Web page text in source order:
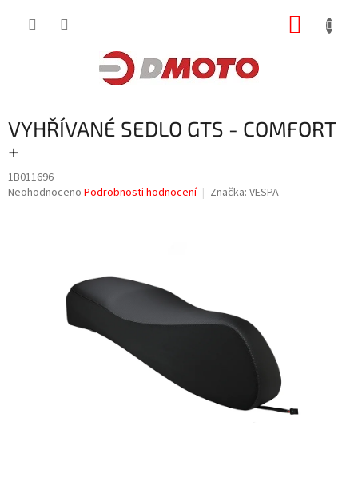
VYHŘÍVANÉ SEDLO GTS - COMFORT
+
1B011696
Průměrné
Neohodnoceno Podrobnosti hodnocení Značka: VESPA